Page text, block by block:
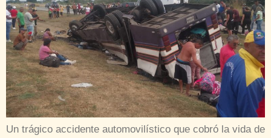
Un trágico accidente automovilístico que cobró la vida de